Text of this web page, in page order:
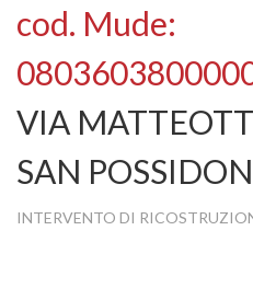
SI
cod. Mude:
VIA
SAN
INTERVENTO DI